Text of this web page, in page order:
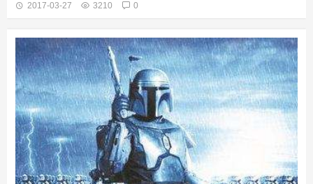
2017-03-27 3210 0